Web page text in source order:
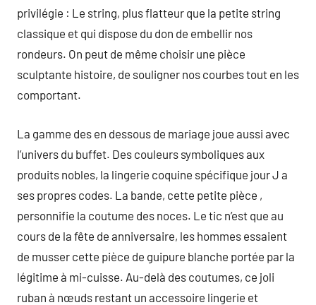
privilégie : Le string, plus flatteur que la petite string
classique et qui dispose du don de embellir nos
rondeurs. On peut de même choisir une pièce
sculptante histoire, de souligner nos courbes tout en les
comportant.
La gamme des en dessous de mariage joue aussi avec
l’univers du buffet. Des couleurs symboliques aux
produits nobles, la lingerie coquine spécifique jour J a
ses propres codes. La bande, cette petite pièce ,
personnifie la coutume des noces. Le tic n’est que au
cours de la fête de anniversaire, les hommes essaient
de musser cette pièce de guipure blanche portée par la
légitime à mi-cuisse. Au-delà des coutumes, ce joli
ruban à nœuds restant un accessoire lingerie et